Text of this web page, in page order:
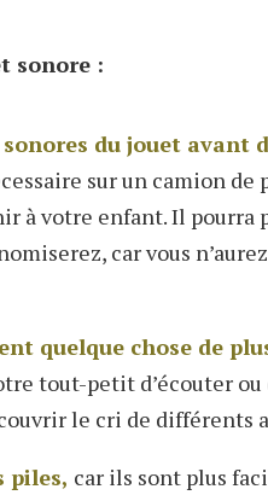
sonore :
du jouet avant
sur un camion de
à votre enfant. Il pourra
car vous
quelque chose de
tout-petit d’écouter ou
le cri de différents
piles, car ils sont plus